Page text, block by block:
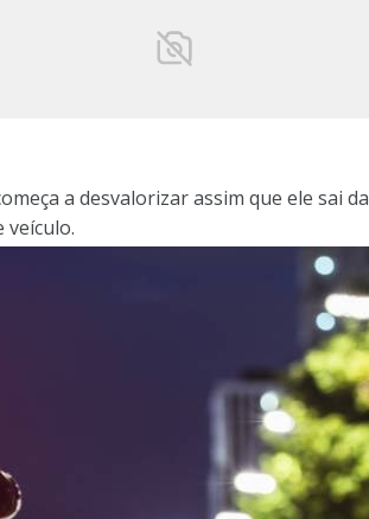
a desvalorizar assim que ele sai da
veículo.